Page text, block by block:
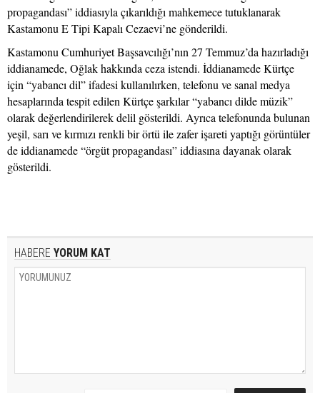
propagandası” iddiasıyla çıkarıldığı mahkemece tutuklanarak
Kastamonu E Tipi Kapalı Cezaevi’ne gönderildi.
Kastamonu Cumhuriyet Başsavcılığı’nın 27 Temmuz’da hazırladığı
iddianamede, Oğlak hakkında ceza istendi. İddianamede Kürtçe
için “yabancı dil” ifadesi kullanılırken, telefonu ve sanal medya
hesaplarında tespit edilen Kürtçe şarkılar “yabancı dilde müzik”
olarak değerlendirilerek delil gösterildi. Ayrıca telefonunda bulunan
yeşil, sarı ve kırmızı renkli bir örtü ile zafer işareti yaptığı görüntüler
de iddianamede “örgüt propagandası” iddiasına dayanak olarak
gösterildi.
HABERE YORUM KAT